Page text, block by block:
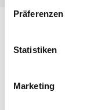
Präferenzen
Statistiken
Marketing